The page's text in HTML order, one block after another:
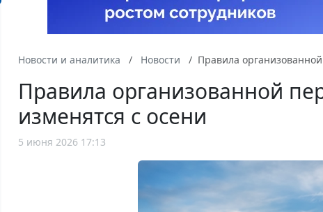
Новости и аналитика Новости Правила
Правила организованной
изменятся с осени
5 июня 2026 17:13